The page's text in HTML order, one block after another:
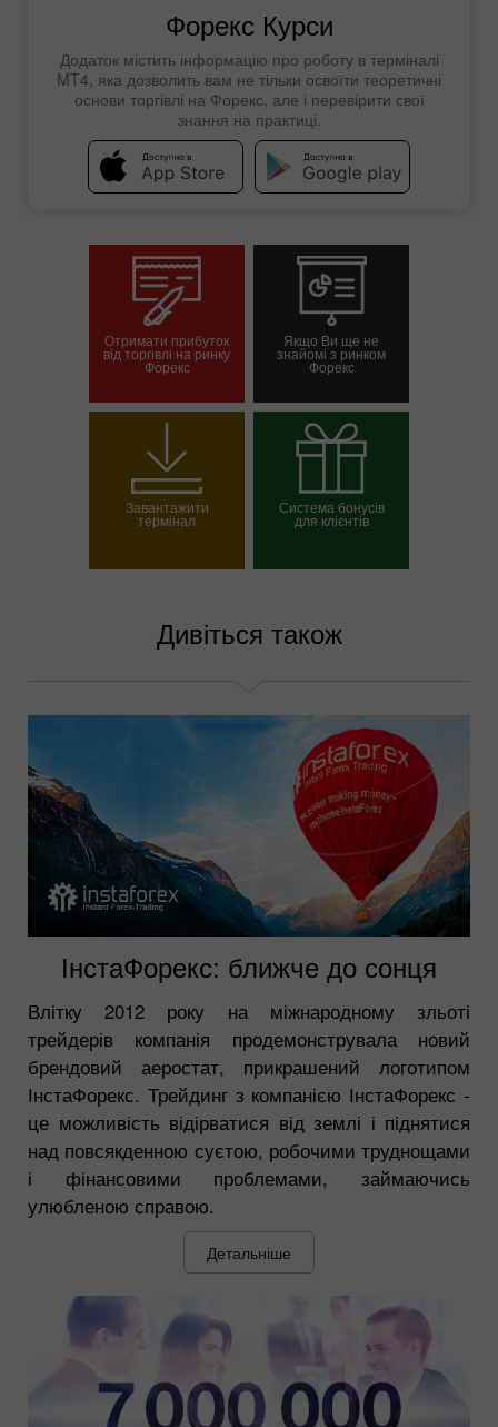
Форекс Курси
Додаток містить інформацію про роботу в терміналі
MT4, яка дозволить вам не тільки освоїти теоретичні
основи торгівлі на Форекс, але і перевірити свої
знання на практиці.
Отримати прибуток
від торгівлі на ринку
Форекс
рахунок
Якщо Ви ще не
знайомі з ринком
Форекс
Відкрити демо-
рахунок
Завантажити
термінал
Система бонусів
для клієнтів
Дивіться також
ІнстаФорекс: ближче до сонця
Влітку 2012 року на міжнародному зльоті
трейдерів компанія продемонструвала новий
брендовий аеростат, прикрашений логотипом
ІнстаФорекс. Трейдинг з компанією ІнстаФорекс -
це можливість відірватися від землі і піднятися
над повсякденною суєтою, робочими труднощами
і фінансовими проблемами, займаючись
улюбленою справою.
Детальніше